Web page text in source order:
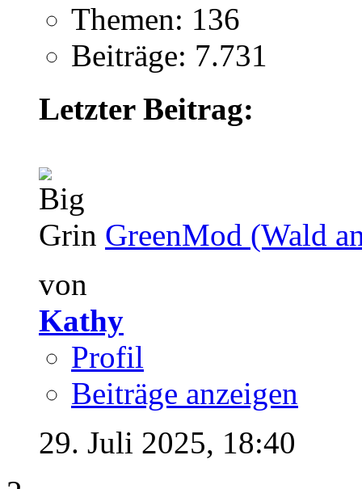
Themen: 136
Beiträge: 7.731
Letzter Beitrag:
GreenMod (Wald
von
Kathy
Profil
Beiträge anzeigen
29. Juli 2025, 18:40